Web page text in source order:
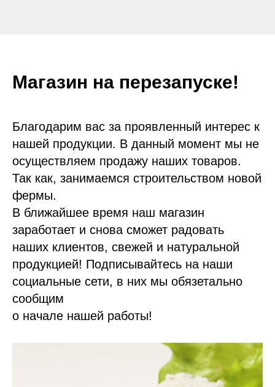
Магазин на перезапуске!
Благодарим вас за проявленный интерес к
нашей продукции. В данный момент мы не
осуществляем продажу наших товаров.
Так как, занимаемся строительством новой
фермы.
В ближайшее время наш магазин
заработает и снова сможет радовать
наших клиентов, свежей и натуральной
продукцией! Подписывайтесь на наши
социальные сети, в них мы обязетально
сообщим
о начале нашей работы!